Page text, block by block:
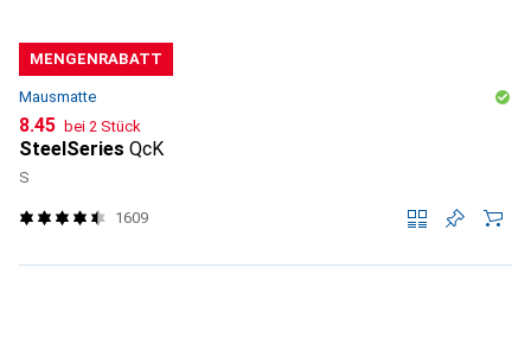
MENGENRABATT
Mausmatte
CHF
8.45 bei 2 Stück
SteelSeries QcK
S
1609